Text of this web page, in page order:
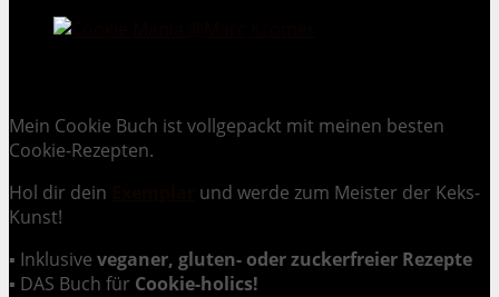
Mein Cookie Buch ist vollgepackt mit meinen besten
Cookie-Rezepten.
Hol dir dein
und werde zum Meister der Keks-
Kunst!
▪ Inklusive veganer, gluten- oder zuckerfreier Rezepte
▪ DAS Buch für Cookie-holics!